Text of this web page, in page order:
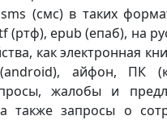
(смс) в таких
(ртф), epub (епаб), на
как электронная
айфон, ПК
жалобы и
также запросы о